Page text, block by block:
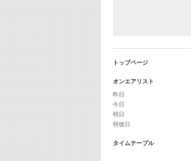
トップページ
オンエアリスト
昨日
今日
明日
明後日
タイムテーブル